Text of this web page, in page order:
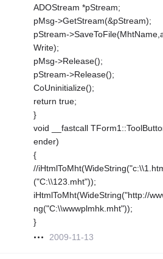
ADOStream *pStream;
pMsg->GetStream(&pStream);
pStream-
Write);
pMsg->Release();
pStream->Release();
CoUninitialize();
return true;
}
void __fastcall
ender)
{
//
("C:\\123.mht"));
iHtmlToMht(WideString("http://
ng("C:\\wwwplmhk.mht"));
}
2009-11-13